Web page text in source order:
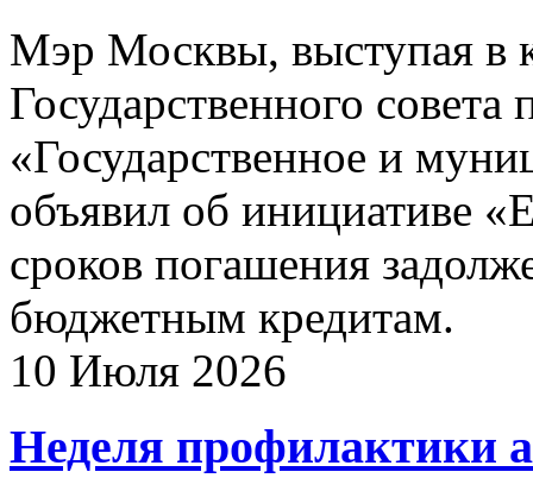
Мэр Москвы, выступая в
Государственного
«Государственное и
объявил об инициативе
сроков погашения
бюджетным кредитам.
10 Июля 2026
Неделя профилактики